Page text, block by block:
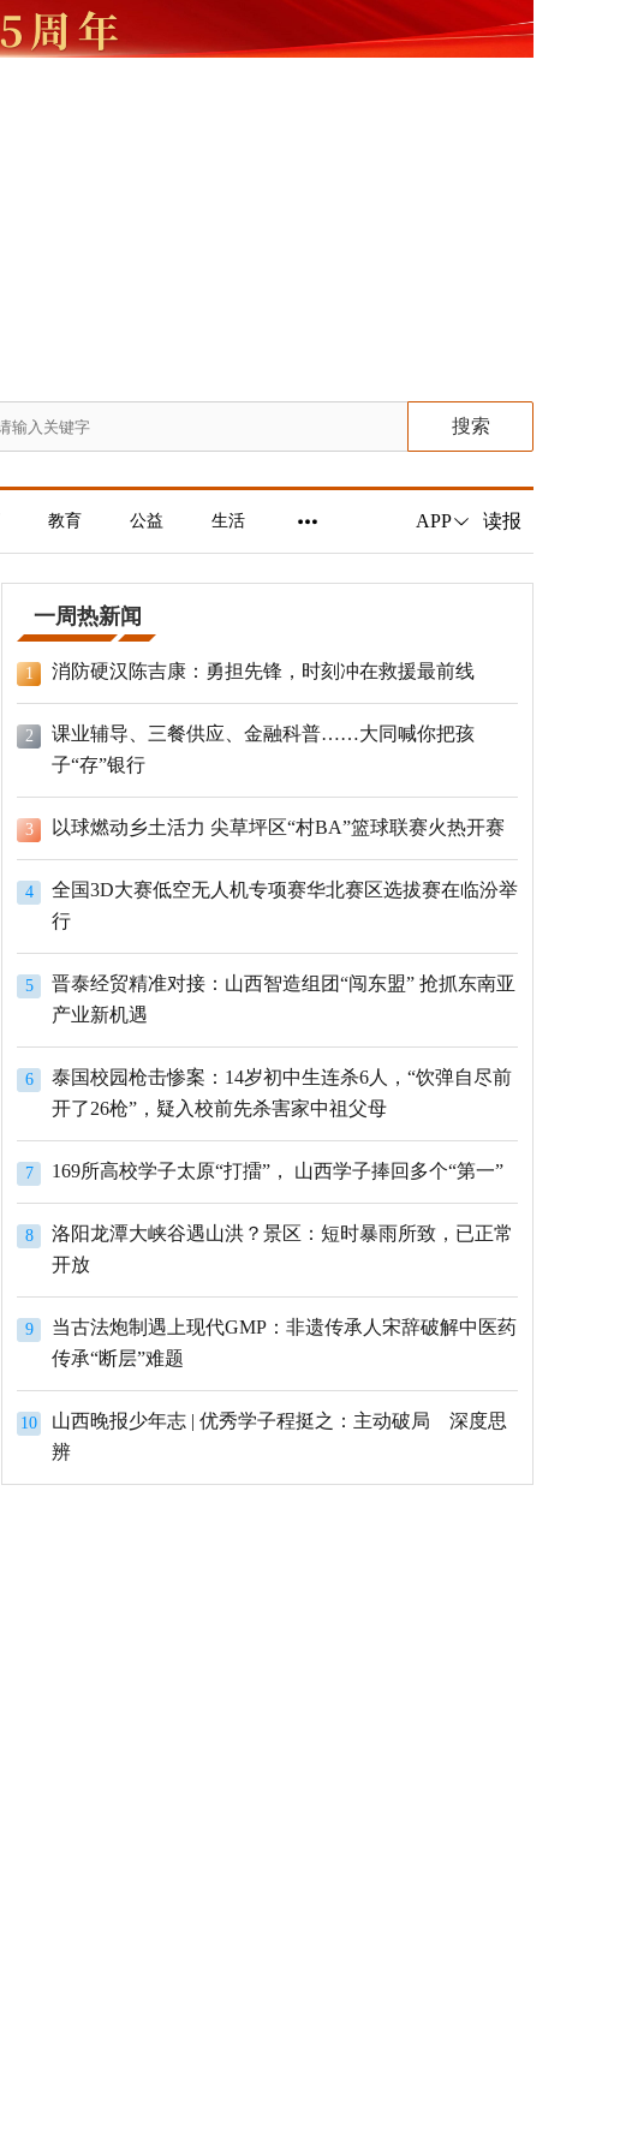
搜索
教育 公益 生活 APP 读报
一周热新闻
1 消防硬汉陈吉康：勇担先锋，时刻冲在救援最前线
2
课业辅导、三餐供应、金融科普……大同喊你把孩
子“存”银行
3 以球燃动乡土活力 尖草坪区“村BA”篮球联赛火热开赛
4
全国3D大赛低空无人机专项赛华北赛区选拔赛在临汾举
行
5
晋泰经贸精准对接：山西智造组团“闯东盟” 抢抓东南亚
产业新机遇
6
泰国校园枪击惨案：14岁初中生连杀6人，“饮弹自尽前
开了26枪”，疑入校前先杀害家中祖父母
7 169所高校学子太原“打擂”， 山西学子捧回多个“第一”
8
洛阳龙潭大峡谷遇山洪？景区：短时暴雨所致，已正常
开放
9
当古法炮制遇上现代GMP：非遗传承人宋辞破解中医药
传承“断层”难题
10
山西晚报少年志 | 优秀学子程挺之：主动破局 深度思
辨